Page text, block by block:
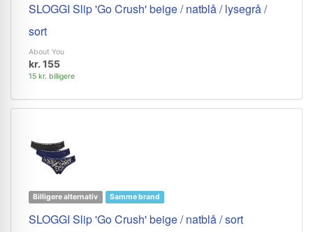
SLOGGI Slip 'Go Crush' beige / natblå / lysegrå /
sort
About You
kr. 155
15 kr. billigere
Billigere alternativ Samme brand
SLOGGI Slip 'Go Crush' beige / natblå / sort